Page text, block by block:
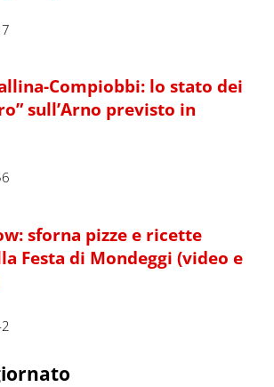
Compiobbi: lo stato dei
sull’Arno previsto in
sforna pizze e ricette
Festa di Mondeggi (video e